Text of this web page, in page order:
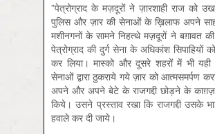
”पेत्रोग्राद के मज़दूरों ने ज़ारशाही राज को
पुलिस और ज़ार की सेनाओं के ख़िलाफ अपने
मशीनगनों के सामने निहत्थे मज़दूरों ने बग़ावत
पेत्रोग्राद की दुर्ग सेना के अधिकांश सिपाहियों
कर लिया। मास्को और दूसरे शहरों में भी
सेनाओं द्वारा ठुकराये गये ज़ार को आत्मसमर्पण
अपने और अपने बेटे के राजगद्दी छोड़ने के काग़ज़
किये। उसने प्रस्ताव रखा कि राजगद्दी उसके
हवाले कर दी जाये।